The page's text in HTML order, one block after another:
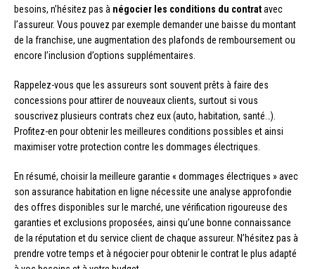
besoins, n’hésitez pas à négocier les conditions du contratavec
l’assureur. Vous pouvez par exemple demander une baisse du montant
de la franchise, une augmentation des plafonds de remboursement ou
encore l’inclusion d’options supplémentaires.
Rappelez-vous que les assureurs sont souvent prêts à faire des
concessions pour attirer de nouveaux clients, surtout si vous
souscrivez plusieurs contrats chez eux (auto, habitation, santé…).
Profitez-en pour obtenir les meilleures conditions possibles et ainsi
maximiser votre protection contre les dommages électriques.
En résumé, choisir la meilleure garantie « dommages électriques » avec
son assurance habitation en ligne nécessite une analyse approfondie
des offres disponibles sur le marché, une vérification rigoureuse des
garanties et exclusions proposées, ainsi qu’une bonne connaissance
de la réputation et du service client de chaque assureur. N’hésitez pas à
prendre votre temps et à négocier pour obtenir le contrat le plus adapté